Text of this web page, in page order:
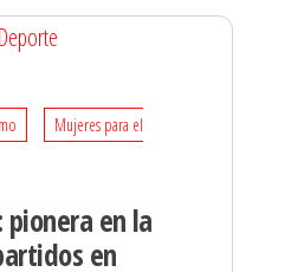
Mujeres para el
pionera en la
en